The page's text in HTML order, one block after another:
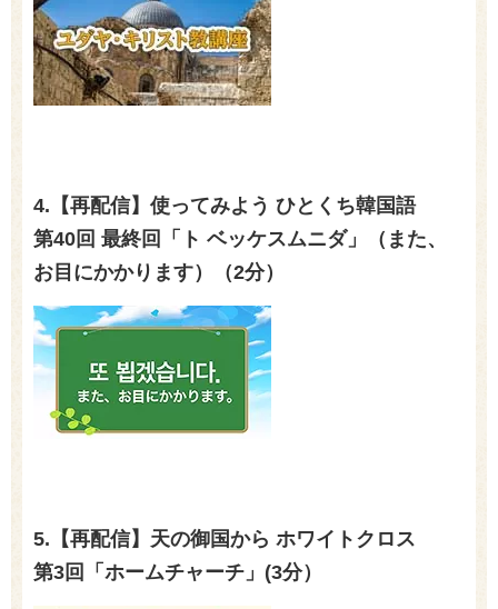
4.【再配信】使ってみよう ひとくち韓国語
第40回 最終回「ト ベッケスムニダ」（また、
お目にかかります）（2分）
5.【再配信】天の御国から ホワイトクロス
第3回「ホームチャーチ」(3分）